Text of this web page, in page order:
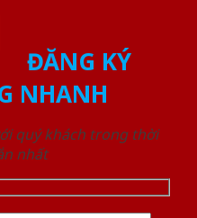
ĐĂNG KÝ
NHANH
quý khách trong thời
nhất